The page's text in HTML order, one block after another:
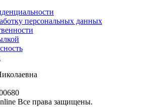
персональных данных
Все права защищены.